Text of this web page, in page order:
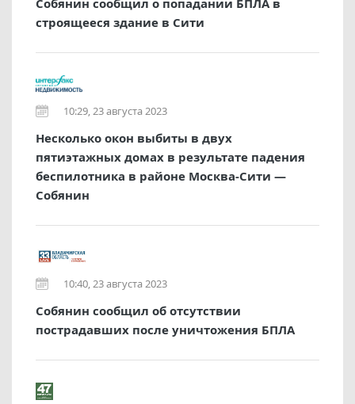
Собянин сообщил о попадании БПЛА в
строящееся здание в Сити
10:29, 23 августа 2023
Несколько окон выбиты в двух
пятиэтажных домах в результате падения
беспилотника в районе Москва-Сити —
Собянин
10:40, 23 августа 2023
Собянин сообщил об отсутствии
пострадавших после уничтожения БПЛА